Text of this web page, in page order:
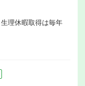
理休暇取得は毎年